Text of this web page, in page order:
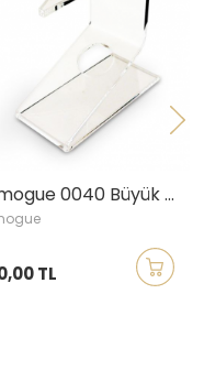
Semogue 0040 Büyük Boy Tıraş Makinesi & Fırçası Standı